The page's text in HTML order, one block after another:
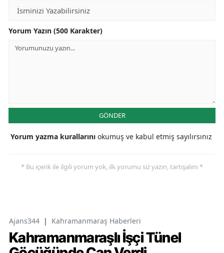
Yorum Yazın (500 Karakter)
GÖNDER
Yorum yazma kurallarını okumuş ve kabul etmiş sayılırsınız
* Bu içerik ile ilgili yorum yok, ilk yorumu siz yazın, tartışalım *
Ajans344 | Kahramanmaraş Haberleri
Kahramanmaraşlı İşçi Tünel